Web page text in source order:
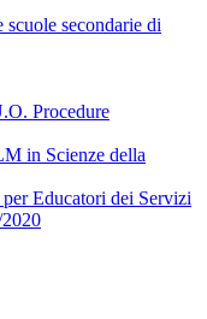
secondarie di
Procedure
in Scienze della
Educatori dei Servizi